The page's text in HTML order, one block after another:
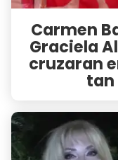
Carmen
Graciela
cruzaran
tan